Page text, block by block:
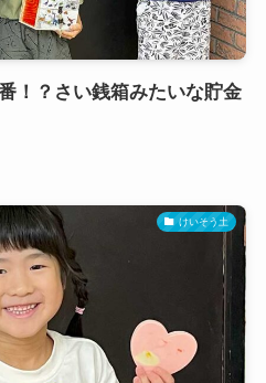
！？さい銭箱みたいな貯金
けいそう土